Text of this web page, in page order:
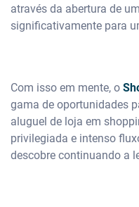
através da abertura de
significativamente para
Com isso em mente, o
gama de oportunidades
aluguel de loja em
privilegiada e intenso
descobre continuando a